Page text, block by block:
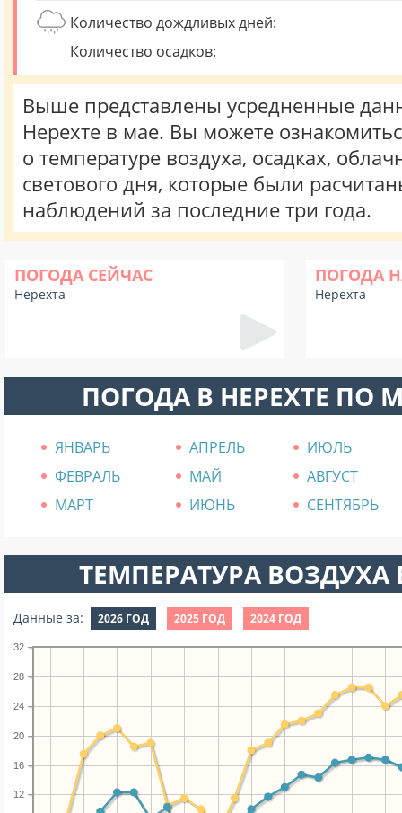
Количество дождливых дней:
Количество осадков:
Выше представлены усредненные
Нерехте в мае. Вы можете
о температуре воздуха, осадках,
светового дня, которые были
наблюдений за последние три года.
ПОГОДА СЕЙЧАС
Нерехта
ПОГОДА
Нерехта
ПОГОДА В НЕРЕХТЕ ПО
ЯНВАРЬ АПРЕЛЬ
ИЮЛЬ
ФЕВРАЛЬ
МАЙ
АВГУСТ
МАРТ
ИЮНЬ СЕНТЯБРЬ
ТЕМПЕРАТУРА ВОЗДУХА
Данные за: 2026 ГОД 2025 ГОД 2024 ГОД
12
16
20
24
28
32